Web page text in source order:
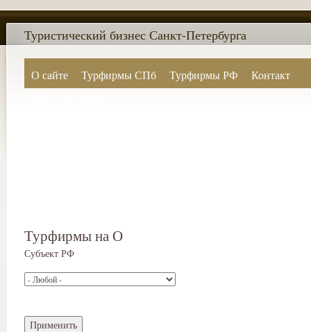
О сайте Турфирмы СПб Турфирмы РФ
Контакт
Туристический бизнес Санкт-Петербурга
Турфирмы на О
Субъект РФ